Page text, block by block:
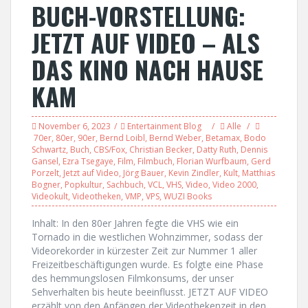
BUCH-VORSTELLUNG:
JETZT AUF VIDEO – ALS
DAS KINO NACH HAUSE
KAM
November 6, 2023 Entertainment Blog
Alle
70er, 80er, 90er, Bernd Loibl, Bernd Weber, Betamax, Bodo
Schwartz, Buch, CBS/Fox, Christian Becker, Datty Ruth, Dennis
Gansel, Ezra Tsegaye, Film, Filmbuch, Florian Wurfbaum, Gerd
Porzelt, Jetzt auf Video, Jörg Bauer, Kevin Zindler, Kult, Matthias
Bogner, Popkultur, Sachbuch, VCL, VHS, Video, Video 2000,
Videokult, Videotheken, VMP, VPS, WUZI Books
Inhalt: In den 80er Jahren fegte die VHS wie ein
Tornado in die westlichen Wohnzimmer, sodass der
Videorekorder in kürzester Zeit zur Nummer 1 aller
Freizeitbeschäftigungen wurde. Es folgte eine Phase
des hemmungslosen Filmkonsums, der unser
Sehverhalten bis heute beeinflusst. JETZT AUF VIDEO